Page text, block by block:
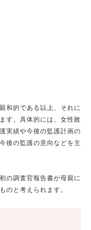
和的である以上、それに
す。具体的には、女性敗
実績や今後の監護計画の
後の監護の意向などを主
の調査官報告書が母親に
のと考えられます。